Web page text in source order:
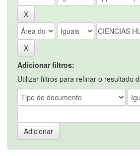
Adicionar filtros:
Utilizar filtros para refinar o resultado